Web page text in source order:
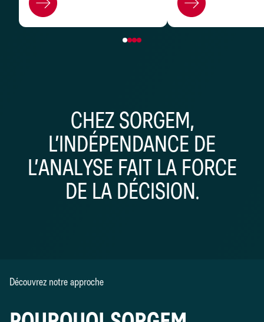
CHEZ SORGEM,
L’INDÉPENDANCE DE
L’ANALYSE FAIT LA FORCE
DE LA DÉCISION.
Découvrez notre approche